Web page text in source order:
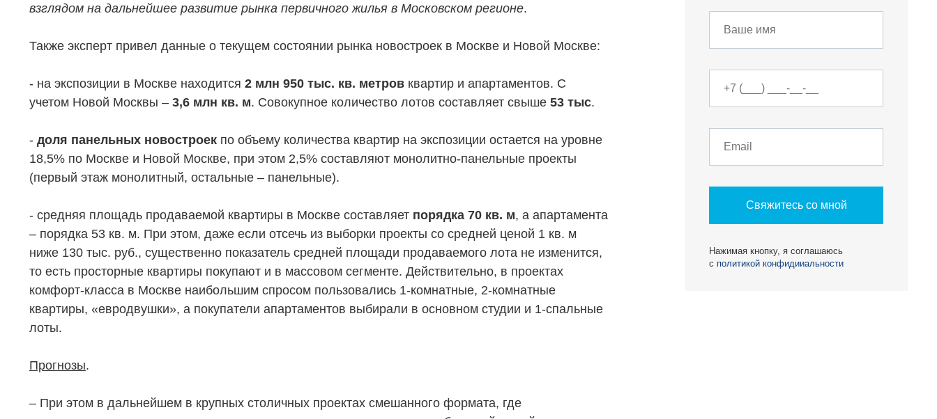
взглядом на дальнейшее развитие рынка первичного жилья в Московском регионе.
Также эксперт привел данные о текущем состоянии рынка новостроек в Москве и Новой Москве:
- на экспозиции в Москве находится 2 млн 950 тыс. кв. метров квартир и апартаментов. С
учетом Новой Москвы – 3,6 млн кв. м. Совокупное количество лотов составляет свыше 53 тыс.
- доля панельных новостроек по объему количества квартир на экспозиции остается на уровне
18,5% по Москве и Новой Москве, при этом 2,5% составляют монолитно-панельные проекты
(первый этаж монолитный, остальные – панельные).
- средняя площадь продаваемой квартиры в Москве составляет порядка 70 кв. м, а апартамента
– порядка 53 кв. м. При этом, даже если отсечь из выборки проекты со средней ценой 1 кв. м
ниже 130 тыс. руб., существенно показатель средней площади продаваемого лота не изменится,
то есть просторные квартиры покупают и в массовом сегменте. Действительно, в проектах
комфорт-класса в Москве наибольшим спросом пользовались 1-комнатные, 2-комнатные
квартиры, «евродвушки», а покупатели апартаментов выбирали в основном студии и 1-спальные
лоты.
Прогнозы.
– При этом в дальнейшем в крупных столичных проектах смешанного формата, где
Свяжитесь со мной
Нажимая кнопку, я соглашаюсь
с политикой конфидииальности